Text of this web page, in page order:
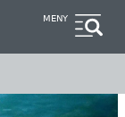
MENY